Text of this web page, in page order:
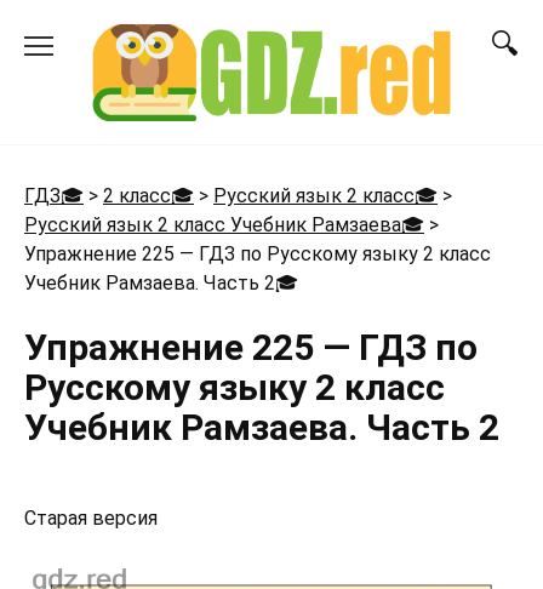
ГДЗ🎓 > 2 класс🎓 > Русский язык 2 класс🎓 >
Русский язык 2 класс Учебник Рамзаева🎓 >
Упражнение 225 — ГДЗ по Русскому языку 2 класс
Учебник Рамзаева. Часть 2🎓
Упражнение 225 — ГДЗ по
Русскому языку 2 класс
Учебник Рамзаева. Часть 2
Старая версия